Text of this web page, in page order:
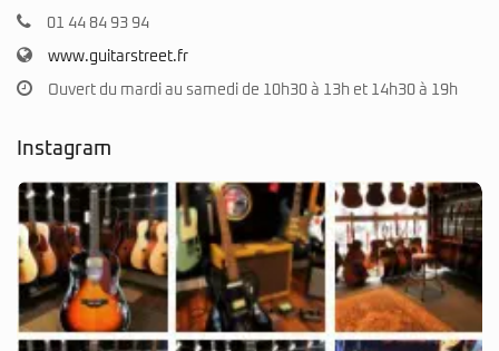
01 44 84 93 94
www.guitarstreet.fr
Ouvert du mardi au samedi de 10h30 à 13h et 14h30 à 19h
Instagram